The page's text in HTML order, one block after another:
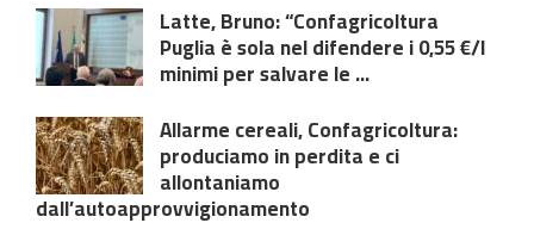
Latte, Bruno: “Confagricoltura
Puglia è sola nel difendere i 0,55 €/l
minimi per salvare le ...
Allarme cereali, Confagricoltura:
produciamo in perdita e ci
allontaniamo
dall’autoapprovvigionamento